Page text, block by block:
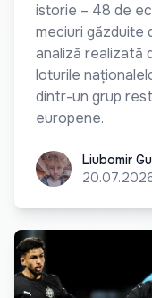
istorie – 48 de
meciuri găzduite
analiză realizată
loturile
dintr-un grup
europene.
Liubomir Guțu
Liubomir